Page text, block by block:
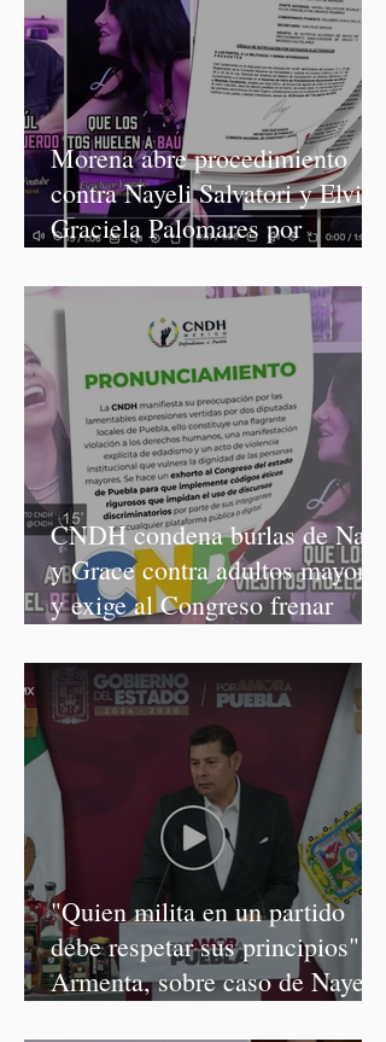
Morena abre procedimiento
contra Nayeli Salvatori y Elvia
Graciela Palomares por
CNDH condena burlas de Nay
y Grace contra adultos mayores
y exige al Congreso frenar
"Quien milita en un partido
debe respetar sus principios":
Armenta, sobre caso de Nayeli